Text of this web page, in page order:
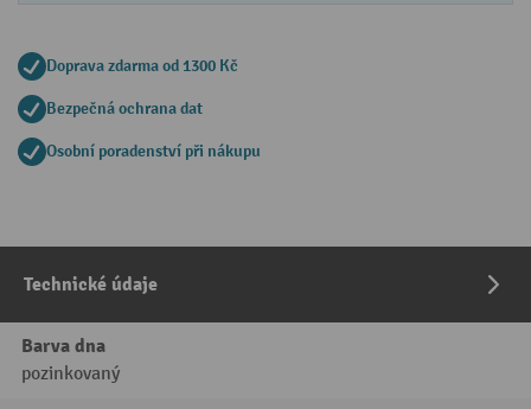
Doprava zdarma od 1300 Kč
Bezpečná ochrana dat
Osobní poradenství při nákupu
Technické údaje
Barva dna
pozinkovaný